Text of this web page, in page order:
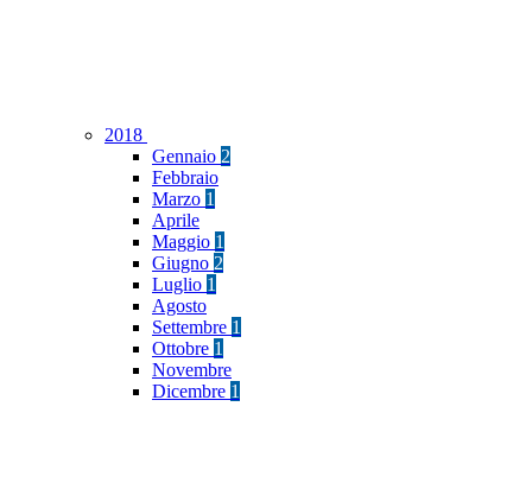
2018
Gennaio 2
Febbraio
Marzo 1
Aprile
Maggio 1
Giugno 2
Luglio 1
Agosto
Settembre 1
Ottobre 1
Novembre
Dicembre 1